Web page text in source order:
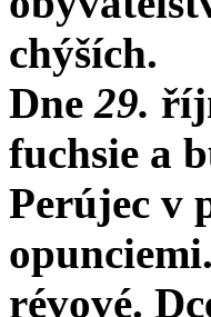
chýších.
Dne29.
fuchsie a
Perújec v
révové.